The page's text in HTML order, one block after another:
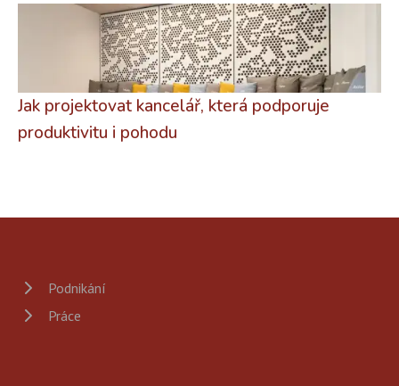
Jak projektovat kancelář, která podporuje
produktivitu i pohodu
Podnikání
Práce